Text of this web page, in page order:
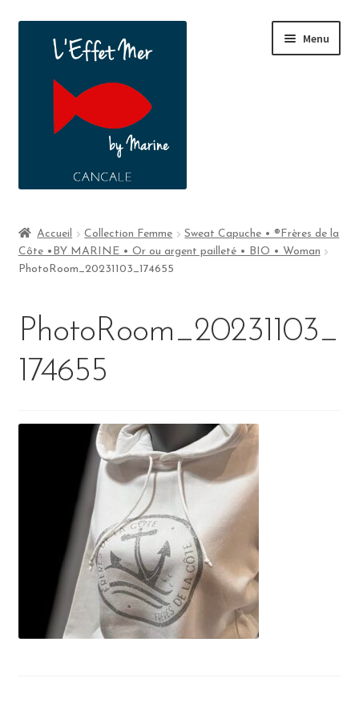
Menu
A propos
Accueil Collection Femme
Sweat Capuche • ®Frères de la
Côte •BY MARINE • Or ou argent pailleté • BIO • Woman
PhotoRoom_20231103_174655
PhotoRoom_20231103_
174655